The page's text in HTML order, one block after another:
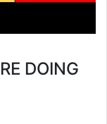
DOING